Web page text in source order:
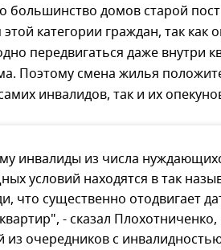
большинство домов старой
категории граждан, так как
передвигаться даже внутри
Поэтому смена жилья
инвалидов, так и их
инвалиды из числа
условий находятся в так
что существенно отодвигает
- сказал
из очередников с